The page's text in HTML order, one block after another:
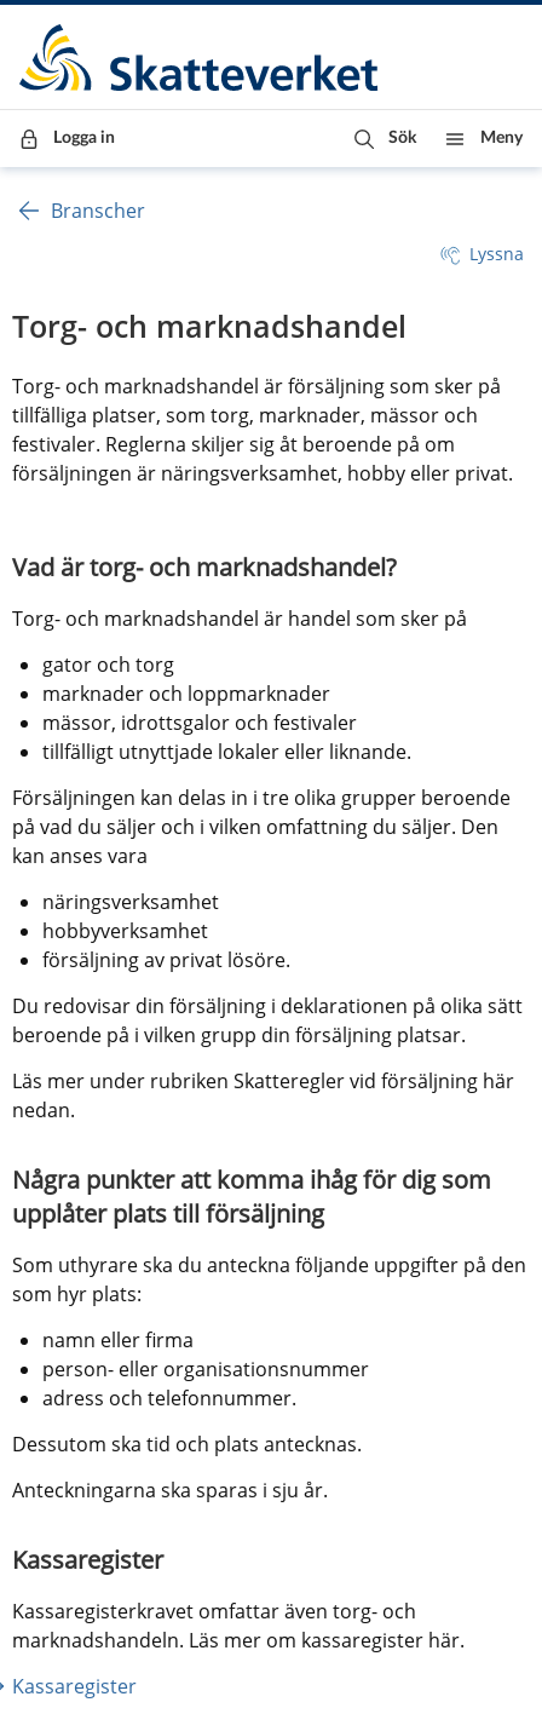
Till innehåll
Till navigationen
Till chattrobot
Logga in Sök Meny
Branscher
Lyssna
Torg- och marknadshandel
Torg- och marknadshandel är försäljning som sker på
tillfälliga platser, som torg, marknader, mässor och
festivaler. Reglerna skiljer sig åt beroende på om
försäljningen är näringsverksamhet, hobby eller privat.
Vad är torg- och marknadshandel?
Torg- och marknadshandel är handel som sker på
gator och torg
marknader och loppmarknader
mässor, idrottsgalor och festivaler
tillfälligt utnyttjade lokaler eller liknande.
Försäljningen kan delas in i tre olika grupper beroende
på vad du säljer och i vilken omfattning du säljer. Den
kan anses vara
näringsverksamhet
hobbyverksamhet
försäljning av privat lösöre.
Du redovisar din försäljning i deklarationen på olika sätt
beroende på i vilken grupp din försäljning platsar.
Läs mer under rubriken Skatteregler vid försäljning här
nedan.
Några punkter att komma ihåg för dig som
upplåter plats till försäljning
Som uthyrare ska du anteckna följande uppgifter på den
som hyr plats:
namn eller firma
person- eller organisationsnummer
adress och telefonnummer.
Dessutom ska tid och plats antecknas.
Anteckningarna ska sparas i sju år.
Kassaregister
Kassaregisterkravet omfattar även torg- och
marknadshandeln. Läs mer om kassaregister här.
Kassaregister